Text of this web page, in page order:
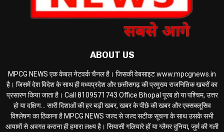
ABOUT US
MPCG NEWS एक केबल नेटवर्क चैनल है। जिसकी वेबसाइट www.mpcgnews.in
है। जिसमें देश विदेश के साथ ही मध्यप्रदेश और छत्तीसगढ़ की प्रमुख्य राजनितिक खबरों का
प्रसारण किया जाता है। Call 8109571743 Office Bhopal पूरब हो या पश्चिम, उत्तर
हो या दक्षिण... सारी दिशाओं की हर बड़ी खबर, खबर के पीछे की खबर और एक्सक्लूसिव
विश्लेषण का ठिकाना है MPCG NEWS जल्द से जल्द सटीक सूचना के साथ उसके सभी
आयामों से अवगत कराना ही हमारा लक्ष्य है। सियासी गलियारे हों या ग्लैमर दुनिया, जुर्म की गली